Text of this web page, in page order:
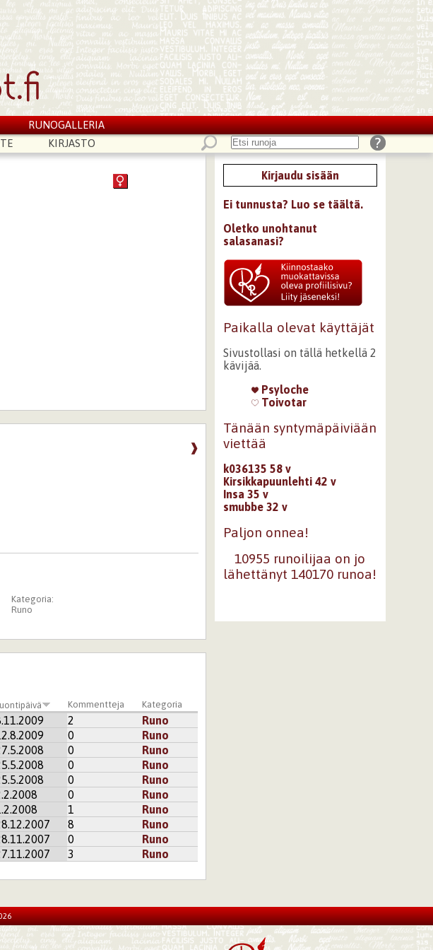
RUNOGALLERIA
KIRJASTO
❱
Kategoria:
Runo
Kommentteja Kategoria
2
Runo
0
Runo
0
Runo
0
Runo
0
Runo
0
Runo
1
Runo
8
Runo
0
Runo
3 Runo
Kirjaudu sisään
Ei tunnusta? Luo se täältä.
Oletko unohtanut
salasanasi?
Paikalla olevat käyttäjät
Sivustollasi on tällä hetkellä 2
kävijää.
Psyloche
Toivotar
Tänään syntymäpäiviään
viettää
k036135 58 v
Kirsikkapuunlehti 42 v
Insa 35 v
smubbe 32 v
Paljon onnea!
10955 runoilijaa on jo
lähettänyt 140170 runoa!